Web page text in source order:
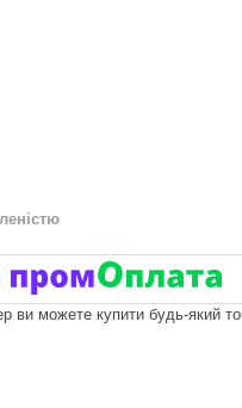
ви можете купити будь-який